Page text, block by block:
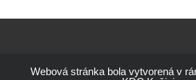
Webová stránka bola vytvorená v